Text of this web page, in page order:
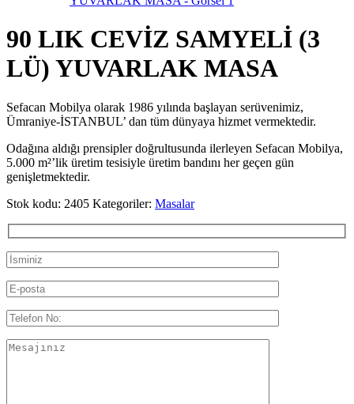
90 LIK CEVİZ SAMYELİ (3
LÜ) YUVARLAK MASA
Sefacan Mobilya olarak 1986 yılında başlayan serüvenimiz,
Ümraniye-İSTANBUL’ dan tüm dünyaya hizmet vermektedir.
Odağına aldığı prensipler doğrultusunda ilerleyen Sefacan Mobilya,
5.000 m²’lik üretim tesisiyle üretim bandını her geçen gün
genişletmektedir.
Stok kodu: 2405 Kategoriler: Masalar